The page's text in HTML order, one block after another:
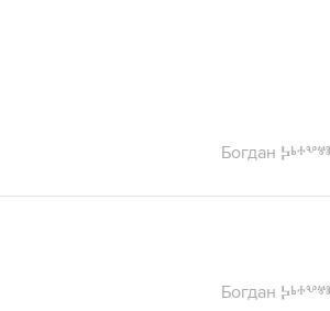
Богдан
Богдан